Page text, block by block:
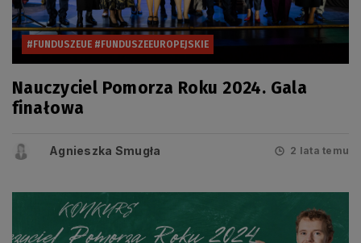
#FUNDUSZEUE #FUNDUSZEEUROPEJSKIE
Nauczyciel Pomorza Roku 2024. Gala
finałowa
Agnieszka Smugła 2 lata temu